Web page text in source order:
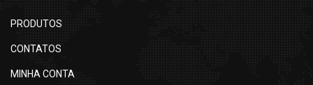
PRODUTOS
CONTATOS
MINHA CONTA